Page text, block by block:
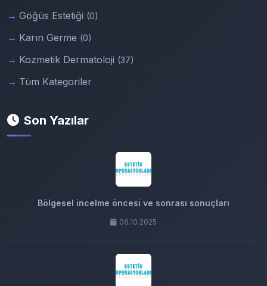
Göğüs Estetiği (0)
Karın Germe (0)
Kozmetik Dermatoloji (37)
Tüm Kategoriler
Son Yazılar
Bölgesel incelme öncesi ve sonrası sonuçları
06.10.2025